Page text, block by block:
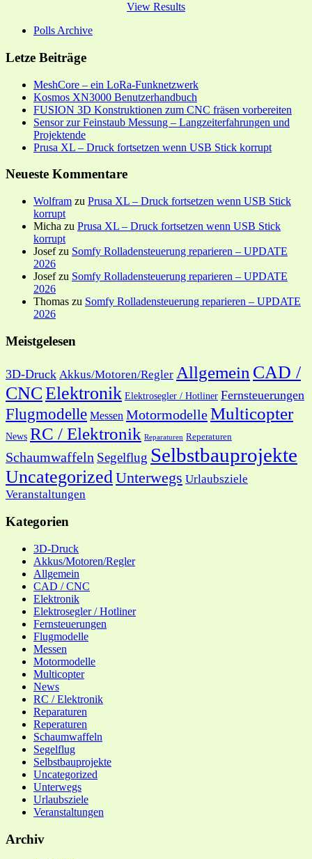
View Results
Polls Archive
Letze Beiträge
MeshCore – ein LoRa-Funknetzwerk
Kosmos XN3000 Benutzerhandbuch
FUSION 3D Konstruktionen zum CNC fräsen vorbereiten
Sensor zur Feinstaub Messung – Langzeiterfahrungen und
Projektende
Prusa XL – Druck fortsetzen wenn USB Stick korrupt
Neueste Kommentare
Wolfram zu Prusa XL – Druck fortsetzen wenn USB Stick
korrupt
Micha zu Prusa XL – Druck fortsetzen wenn USB Stick
korrupt
Josefzu Somfy Rolladensteuerung reparieren – UPDATE
2026
Josefzu Somfy Rolladensteuerung reparieren – UPDATE
2026
Thomas zu Somfy Rolladensteuerung reparieren – UPDATE
2026
Meistgelesen
3D-Druck Akkus/Motoren/Regler Allgemein CAD /
CNCElektronik Elektrosegler / Hotliner Fernsteuerungen
Flugmodelle Messen MotormodelleMulticopter
News RC / Elektronik Reparaturen Reperaturen
Schaumwaffeln Segelflug Selbstbauprojekte
Uncategorized Unterwegs Urlaubsziele
Veranstaltungen
Kategorien
3D-Druck
Akkus/Motoren/Regler
Allgemein
CAD / CNC
Elektronik
Elektrosegler / Hotliner
Fernsteuerungen
Flugmodelle
Messen
Motormodelle
Multicopter
News
RC / Elektronik
Reparaturen
Reperaturen
Schaumwaffeln
Segelflug
Selbstbauprojekte
Uncategorized
Unterwegs
Urlaubsziele
Veranstaltungen
Archiv